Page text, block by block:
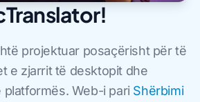
projektuar posaçërisht për të
e zjarrit të desktopit dhe
Web-i pari Shërbimi